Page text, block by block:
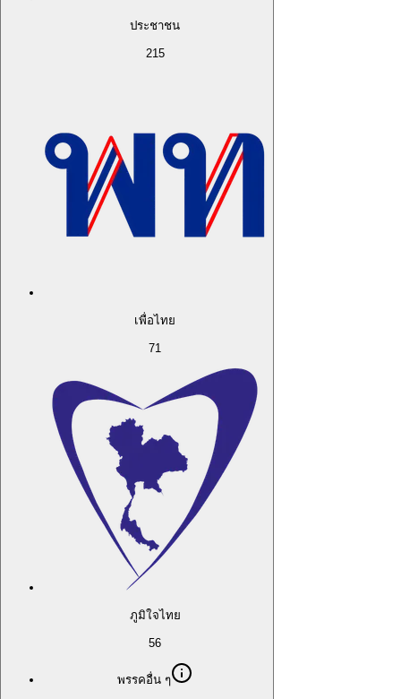
ประชาชน
215
เพื่อไทย
71
ภูมิใจไทย
56
พรรคอื่น ๆ